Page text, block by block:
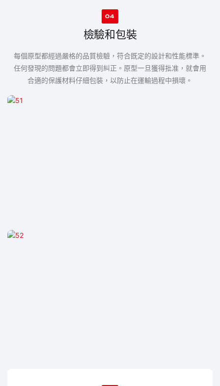
04
檢驗和包裝
每個原型都經過嚴格的品質檢驗，符合既定的設計和性能標準。
任何發現的問題都會立即得到糾正。原型一旦獲得批准，就會用
合適的保護材料仔細包裝，以防止在運輸過程中損壞。